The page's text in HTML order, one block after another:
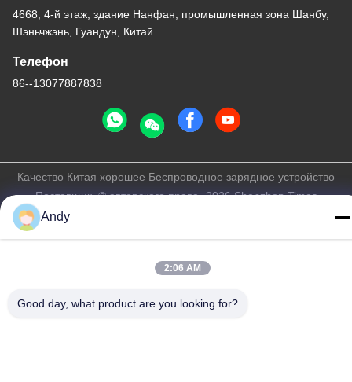
4668, 4-й этаж, здание Нанфан, промышленная зона Шанбу,
Шэньчжэнь, Гуандун, Китай
Телефон
86--13077887838
Качество Китая хорошее Беспроводное зарядное устройство
Поставщик. © авторского права -2026 Shenzhen Times
Superior Technology Co., Ltd. . Все права защищены.
Andy
2:06 AM
Good day, what product are you looking for?